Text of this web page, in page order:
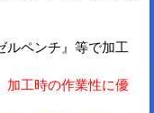
ルペンチ』等で加工
加工時の作業性に優